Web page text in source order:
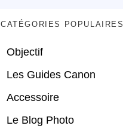
CATÉGORIES POPULAIRES
Objectif
Les Guides Canon
Accessoire
Le Blog Photo